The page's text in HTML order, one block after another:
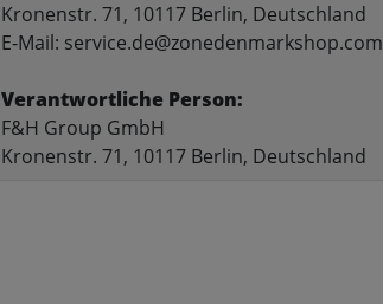
Kronenstr. 71, 10117 Berlin, Deutschland
E-Mail: service.de@zonedenmarkshop.com
Verantwortliche Person:
F&H Group GmbH
Kronenstr. 71, 10117 Berlin, Deutschland